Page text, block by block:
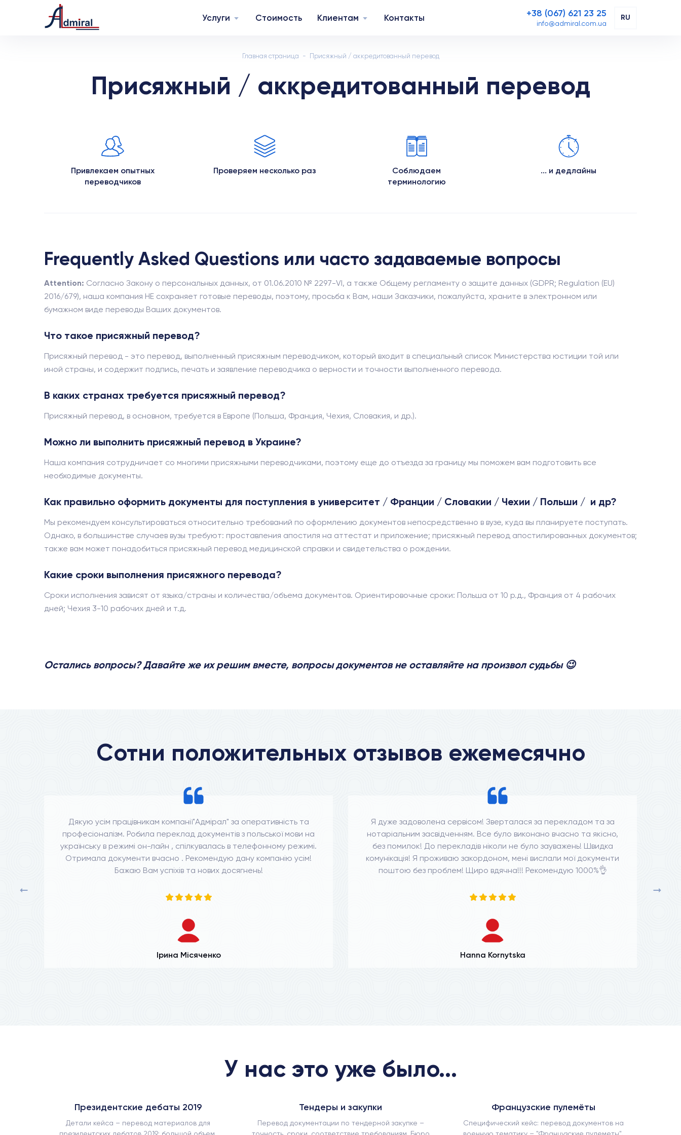
Услуги Стоимость Клиентам Контакты +38 (067) 621 23 25
info@admiral.com.ua
RU
Главная страница Присяжный / аккредитованный перевод
Присяжный / аккредитованный перевод
Привлекаем опытных
переводчиков
Проверяем несколько раз
Соблюдаем
терминологию
... и дедлайны
Frequently Asked Questions или часто задаваемые вопросы
Attention: Согласно Закону о персональных данных, от 01.06.2010 № 2297-VI, а также Общему регламенту о защите данных (GDPR; Regulation (EU)
2016/679), наша компания НЕ сохраняет готовые переводы, поэтому, просьба к Вам, наши Заказчики, пожалуйста, храните в электронном или
бумажном виде переводы Ваших документов.
Что такое присяжный перевод?
Присяжный перевод - это перевод, выполненный присяжным переводчиком, который входит в специальный список Министерства юстиции той или
иной страны, и содержит подпись, печать и заявление переводчика о верности и точности выполненного перевода.
В каких странах требуется присяжный перевод?
Присяжный перевод, в основном, требуется в Европе (Польша, Франция, Чехия, Словакия, и др.).
Можно ли выполнить присяжный перевод в Украине?
Наша компания сотрудничает со многими присяжными переводчиками, поэтому еще до отъезда за границу мы поможем вам подготовить все
необходимые документы.
Как правильно оформить документы для поступления в университет / Франции / Словакии / Чехии / Польши / и др?
Мы рекомендуем консультироваться относительно требований по оформлению документов непосредственно в вузе, куда вы планируете поступать.
Однако, в большинстве случаев вузы требуют: проставления апостиля на аттестат и приложение; присяжный перевод апостилированных документов;
также вам может понадобиться присяжный перевод медицинской справки и свидетельства о рождении.
Какие сроки выполнения присяжного перевода?
Сроки исполнения зависят от языка/страны и количества/объема документов. Ориентировочные сроки: Польша от 10 р.д., Франция от 4 рабочих
дней; Чехия 3-10 рабочих дней и т.д.
Остались вопросы? Давайте же их решим вместе, вопросы документов не оставляйте на произвол судьбы 😉
Сотни положительных отзывов ежемесячно
Дякую усім працівникам компанії"Адмірал" за оперативність та
професіоналізм. Робила переклад документів з польської мови на
українську в режимі он-лайн , спілкувалась в телефонному режимі.
Отримала документи вчасно . Рекомендую дану компанію усім!
Бажаю Вам успіхів та нових досягнень!
Ірина Місяченко
Я дуже задоволена сервісом! Зверталася за перекладом та за
нотаріальним засвідченням. Все було виконано вчасно та якісно,
без помилок! До перекладів ніколи не було зауважень! Швидка
комунікація! Я проживаю закордоном, мені вислали мої документи
поштою без проблем! Щиро вдячна!!! Рекомендую 1000%👌
Hanna Kornytska
У нас это уже было...
Президентские дебаты 2019
Детали кейса – перевод материалов для
Тендеры и закупки
Перевод документации по тендерной закупке –
Французские пулемёты
Специфический кейс: перевод документов на